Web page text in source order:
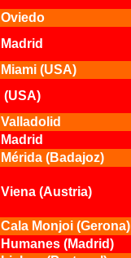
Oviedo
Madrid
Miami (USA)
(USA)
Valladolid
Madrid
Mérida (Badajoz)
Viena (Austria)
Cala Monjoi (Gerona)
Humanes (Madrid)